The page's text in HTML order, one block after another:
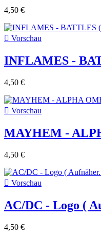
4,50 €
 Vorschau
INFLAMES -
4,50 €
 Vorschau
MAYHEM -
4,50 €
 Vorschau
AC/DC - Logo (
4,50 €